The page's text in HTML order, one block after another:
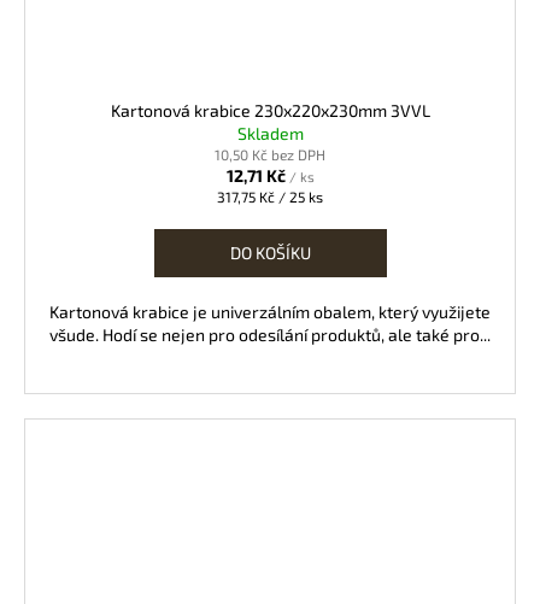
Kartonová krabice 230x220x230mm 3VVL
Skladem
10,50 Kč bez DPH
12,71 Kč / ks
Měrná
317,75 Kč / 25 ks
DO KOŠÍKU
Kartonová krabice je univerzálním obalem, který využijete
všude. Hodí se nejen pro odesílání produktů, ale také pro...